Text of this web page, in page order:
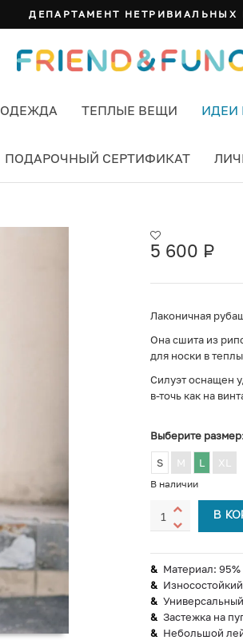
СУМКА ИЗИ
ОДЕЖДА ТЕПЛЫЕ ВЕЩИ ИДЕИ
ПОДАРОЧНЫЙ СЕРТИФИКАТ
5 600 Р
Лаконичная
Она сшита из
для носки в
Силуэт оснащен
в-точь как на
Выберите размер:
S M L XL
В наличии
В
Материал: 95%
Застежка на
Небольшой